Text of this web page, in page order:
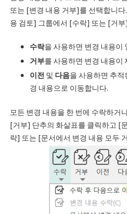
또는 [변경 내용 거부]를 선택합니
용 검토] 그룹에서 [수락] 또는 [거
수락을 사용하면 변경 내용이
거부를 사용하면 변경 내용이
이전 및 다음을 사용하면 추
경 내용으로 이동합니다.
모든 변경 내용을 한 번에 수락하거
[거부] 단추의 화살표를 클릭하고 [
락] 또는 [문서에서 변경 내용 모두